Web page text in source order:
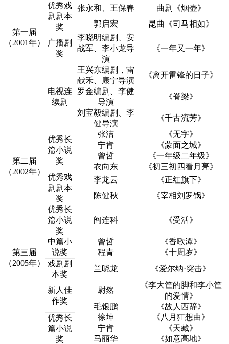
第一届
（2001年）
优秀戏
剧剧本
奖
张永和、王保春
曲剧《烟壶》
郭启宏
昆曲《司马相如》
广播剧
奖
李晓明编剧、安
战军、李小龙导
演
《一年又一年》
电视连
续剧
王兴东编剧，雷
献禾、康宁导演
《离开雷锋的日子》
罗金编剧、李健
导演
《脊梁》
刘宝毅编剧、李
健导演
《千古流芳》
第二届
（2002年）
优秀长
篇小说
奖
张洁
《无字》
宁肯
《蒙面之城》
曾哲
《一年级二年级》
衣向东
《初三初四看月亮》
优秀戏
剧剧本
奖
李龙云
《正红旗下》
陈健秋
《宰相刘罗锅》
第三届
（2005年）
优秀长
篇小说
奖
阎连科 《受活》
中篇小
说奖
曾哲
《香歌潭》
程青
《十周岁》
戏剧剧
本奖
兰晓龙 《爱尔纳·突击》
新人佳
作奖
尉然
《李大筐的脚和李小筐
的爱情》
毛银鹏
《故人西辞》
优秀长
篇小说
奖
徐坤
《八月狂想曲》
宁肯
《天藏》
马丽华
《如意高地》